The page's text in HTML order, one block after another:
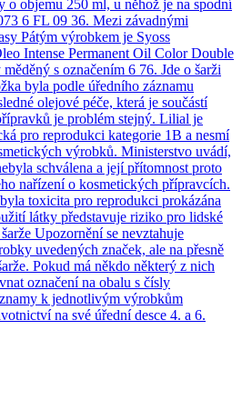
o objemu 250 ml, u něhož je na spodní
6 FL 09 36. Mezi závadnými
Pátým výrobkem je Syoss
Intense Permanent Oil Color Double
s označením 6 76. Jde o šarži
byla podle úředního záznamu
olejové péče, která je součástí
je problém stejný. Lilial je
pro reprodukci kategorie 1B a nesmí
výrobků. Ministerstvo uvádí,
schválena a její přítomnost proto
nařízení o kosmetických přípravcích.
toxicita pro reprodukci prokázána
látky představuje riziko pro lidské
Upozornění se nevztahuje
uvedených značek, ale na přesně
Pokud má někdo některý z nich
označení na obalu s čísly
k jednotlivým výrobkům
na své úřední desce 4. a 6.